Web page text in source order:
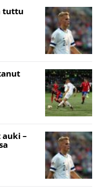
tuttu
auki –